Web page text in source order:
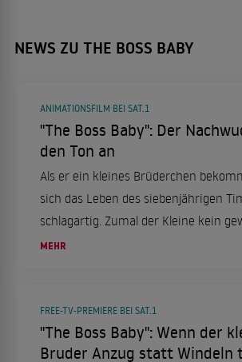
NEWS ZU THE BOSS BABY
ANIMATIONSFILM BEI SAT.1
"The Boss Baby": Der
den Ton an
Als er ein kleines Brüderchen
sich das Leben des siebenjährigen
schlagartig. Zumal der Kleine kein
Baby ist. Doch dann raufen sich die
MEHR
FREE-TV-PREMIERE BEI SAT.1
"The Boss Baby": Wenn der
Bruder Anzug statt Windeln